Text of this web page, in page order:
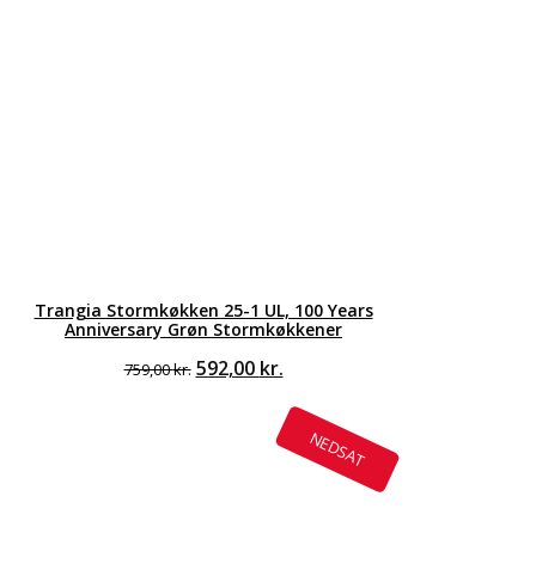
Trangia Stormkøkken 25-1 UL, 100 Years
Anniversary Grøn Stormkøkkener
759,00kr. Den
759,00 kr..
592,00 kr.Den
pris
er:
592,00 kr..
NEDSAT